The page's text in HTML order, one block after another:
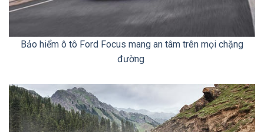
Bảo hiểm ô tô Ford Focus mang an tâm trên mọi chặng
đường